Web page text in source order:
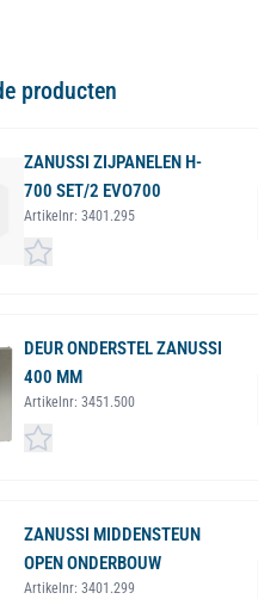
producten
ZANUSSI ZIJPANELEN H-
700 SET/2 EVO700
Artikelnr: 3401.295
DEUR ONDERSTEL ZANUSSI
400 MM
Artikelnr: 3451.500
ZANUSSI MIDDENSTEUN
OPEN ONDERBOUW
Artikelnr: 3401.299